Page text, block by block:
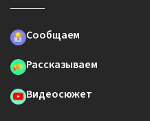
Сообщаем
Рассказываем
Видеосюжет